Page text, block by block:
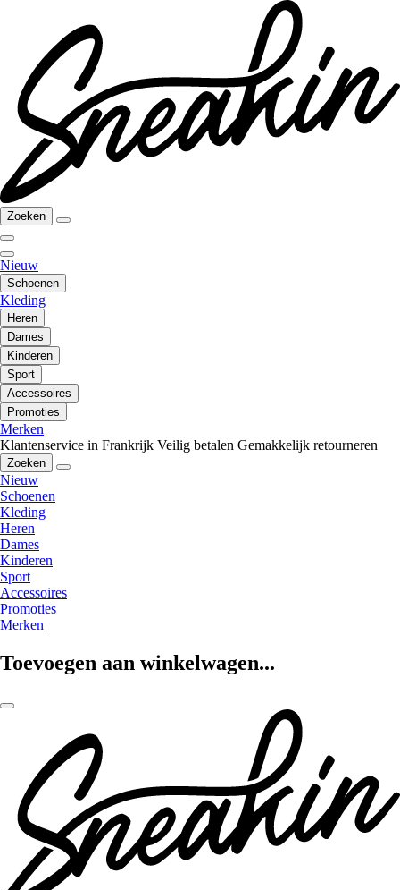
Zoeken
Nieuw
Schoenen
Kleding
Heren
Dames
Kinderen
Sport
Accessoires
Promoties
Merken
Klantenservice in Frankrijk Veilig betalen Gemakkelijk retourneren
Zoeken
Nieuw
Schoenen
Kleding
Heren
Dames
Kinderen
Sport
Accessoires
Promoties
Merken
Toevoegen aan winkelwagen...